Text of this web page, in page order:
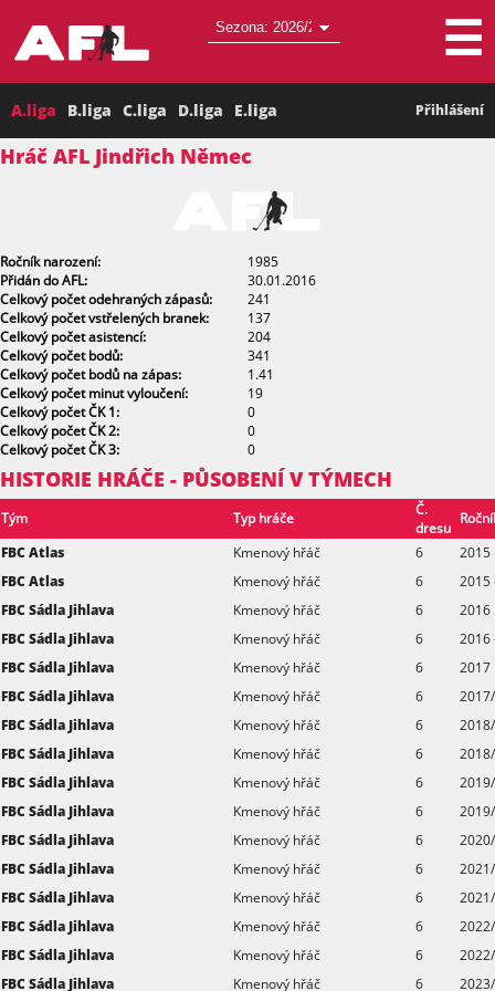
☰
A.liga B.liga C.liga D.liga E.liga Přihlášení
Hráč AFL Jindřich Němec
Ročník narození:
1985
Přidán do AFL:
30.01.2016
Celkový počet odehraných zápasů:
241
Celkový počet vstřelených branek:
137
Celkový počet asistencí:
204
Celkový počet bodů:
341
Celkový počet bodů na zápas:
1.41
Celkový počet minut vyloučení:
19
Celkový počet ČK 1:
0
Celkový počet ČK 2:
0
Celkový počet ČK 3:
0
HISTORIE HRÁČE - PŮSOBENÍ V TÝMECH
Tým Typ hráče
Č.
dresu
FBC Atlas
Kmenový hřáč 6
2015
FBC Atlas
Kmenový hřáč 6
2015
FBC Sádla Jihlava
Kmenový hřáč 6
2016
FBC Sádla Jihlava
Kmenový hřáč 6
2016
FBC Sádla Jihlava
Kmenový hřáč 6
2017
FBC Sádla Jihlava
Kmenový hřáč 6
FBC Sádla Jihlava
Kmenový hřáč 6
FBC Sádla Jihlava
Kmenový hřáč 6
FBC Sádla Jihlava
Kmenový hřáč 6
FBC Sádla Jihlava
Kmenový hřáč 6
FBC Sádla Jihlava
Kmenový hřáč 6
FBC Sádla Jihlava
Kmenový hřáč 6
FBC Sádla Jihlava
Kmenový hřáč 6
FBC Sádla Jihlava
Kmenový hřáč 6
FBC Sádla Jihlava
Kmenový hřáč 6
FBC Sádla Jihlava
Kmenový hřáč 6